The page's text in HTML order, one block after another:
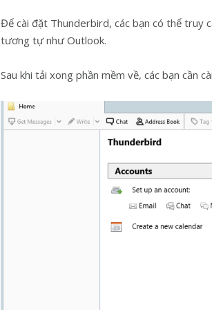
Để cài đặt Thunderbird, các bạn có thể truy
tương tự như Outlook.
Sau khi tải xong phần mềm về, các bạn cần